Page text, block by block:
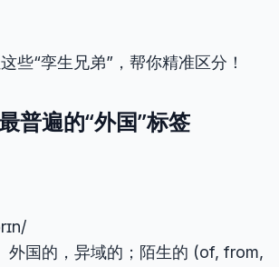
些“孪生兄弟”，帮你精准区分！
普遍的“外国”标签
外国的，异域的；陌生的 (of, from,